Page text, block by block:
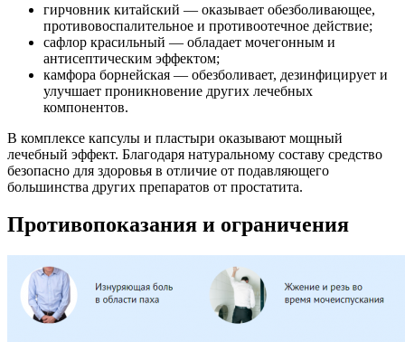
гирчовник китайский — оказывает обезболивающее,
противовоспалительное и противоотечное действие;
сафлор красильный — обладает мочегонным и
антисептическим эффектом;
камфора борнейская — обезболивает, дезинфицирует и
улучшает проникновение других лечебных
компонентов.
В комплексе капсулы и пластыри оказывают мощный
лечебный эффект. Благодаря натуральному составу средство
безопасно для здоровья в отличие от подавляющего
большинства других препаратов от простатита.
Противопоказания и ограничения